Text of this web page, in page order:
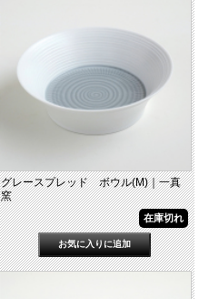
グレースプレッド ボウル(M)｜一真
窯
在庫切れ